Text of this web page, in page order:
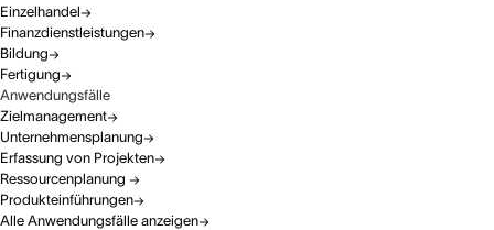
Einzelhandel
Finanzdienstleistungen
Bildung
Fertigung
Anwendungsfälle
Zielmanagement
Unternehmensplanung
Erfassung von Projekten
Ressourcenplanung
Produkteinführungen
Alle Anwendungsfälle anzeigen